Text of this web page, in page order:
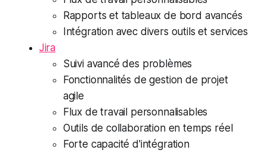
Rapports et tableaux de bord avancés
Intégration avec divers outils et services
Jira
Suivi avancé des problèmes
Fonctionnalités de gestion de projet
agile
Flux de travail personnalisables
Outils de collaboration en temps réel
Forte capacité d'intégration